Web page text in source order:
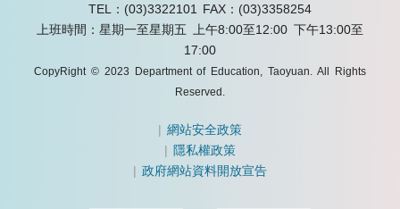
TEL：(03)3322101
FAX：(03)3358254
上班時間：星期一至星期五 上午8:00至12:00 下午13:00至
17:00
CopyRight © 2023 Department of Education, Taoyuan. All Rights
Reserved.
|網站安全政策
| 隱私權政策
|政府網站資料開放宣告